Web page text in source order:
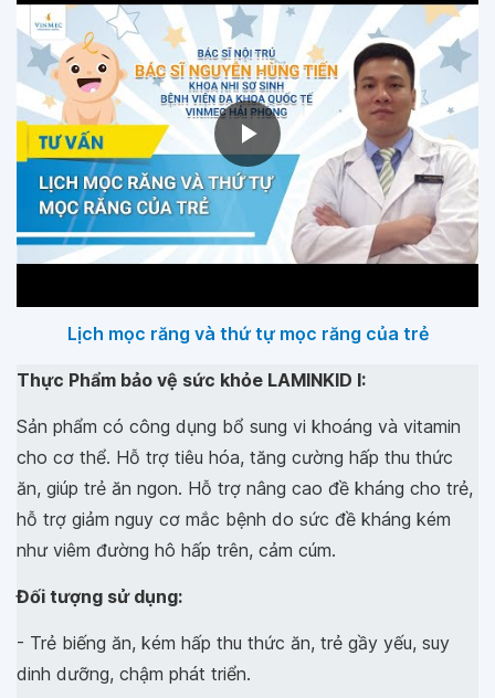
Lịch mọc răng và thứ tự mọc răng của trẻ
Thực Phẩm bảo vệ sức khỏe LAMINKID I:
Sản phẩm có công dụng bổ sung vi khoáng và vitamin
cho cơ thể. Hỗ trợ tiêu hóa, tăng cường hấp thu thức
ăn, giúp trẻ ăn ngon. Hỗ trợ nâng cao đề kháng cho trẻ,
hỗ trợ giảm nguy cơ mắc bệnh do sức đề kháng kém
như viêm đường hô hấp trên, cảm cúm.
Đối tượng sử dụng:
- Trẻ biếng ăn, kém hấp thu thức ăn, trẻ gầy yếu, suy
dinh dưỡng, chậm phát triển.